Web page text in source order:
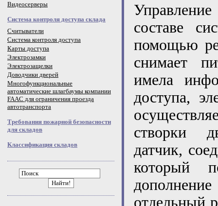
Видеосерверы
Система контроля доступа склада
Считыватели
Система контроля доступа
Карты доступа
Электрозамки
Электрозащелки
Доводчики дверей
Многофункциональные
автоматические шлагбаумы компании
FAAC для ограничения проезда
автотранспорта
Требования пожарной безопасности
для складов
Классификация складов
Найти!
составе
помощью
снимает
имела
доступа,
створки
датчик,
который
отдельный